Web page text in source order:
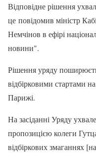
Відповідне рішення
це повідомив міністр
Немчінов в ефірі
новини".
Рішення уряду
відбірковими стартами
Парижі.
На засіданні Уряду
пропозицією колеги
відбіркових змаганнях